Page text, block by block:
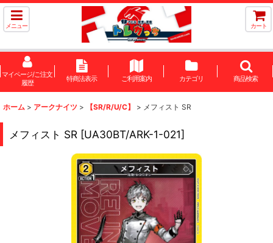
メニュー カート
マイページ/ご注文
履歴
特商法表示 ご利用案内 カテゴリ 商品検索
ホーム > アークナイツ > 【SR/R/U/C】 > メフィスト SR
メフィスト SR [UA30BT/ARK-1-021]